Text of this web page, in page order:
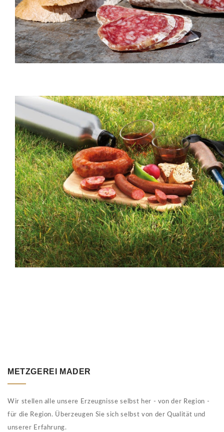
METZGEREI MADER
Wir stellen alle unsere Erzeugnisse selbst her - von der Region -
für die Region. Überzeugen Sie sich selbst von der Qualität und
unserer Erfahrung.